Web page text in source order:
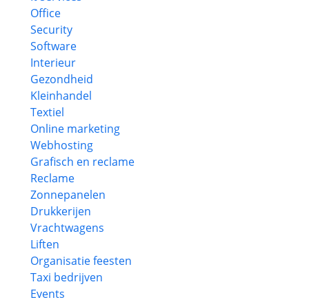
Office
Security
Software
Interieur
Gezondheid
Kleinhandel
Textiel
Online marketing
Webhosting
Grafisch en reclame
Reclame
Zonnepanelen
Drukkerijen
Vrachtwagens
Liften
Organisatie feesten
Taxi bedrijven
Events